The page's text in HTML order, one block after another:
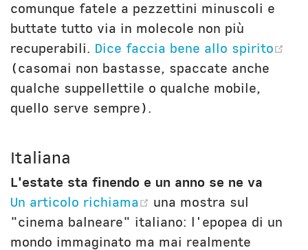
comunque fatele a pezzettini minuscoli e
buttate tutto via in molecole non più
recuperabili. Dice faccia bene allo spirito
(casomai non bastasse, spaccate anche
qualche suppellettile o qualche mobile,
quello serve sempre).
Italiana
L'estate sta finendo e un anno se ne va
Un articolo richiama
(opens new window)
una mostra sul
"cinema balneare" italiano: l'epopea di un
mondo immaginato ma mai realmente